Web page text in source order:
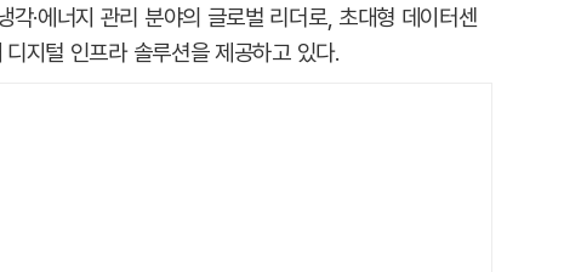
각·에너지 관리 분야의 글로벌 리더로, 초대형 데이터센
지털 인프라 솔루션을 제공하고 있다.